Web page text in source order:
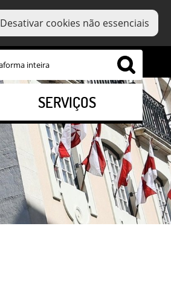
Desativar cookies não essenciais
SERVIÇOS